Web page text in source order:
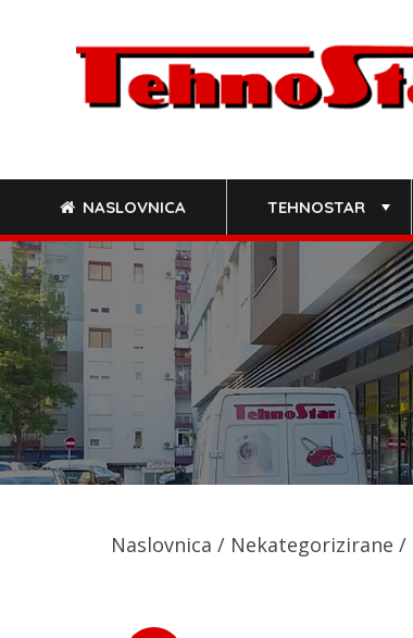
NASLOVNICA TEHNOSTAR
Naslovnica / Nekategorizirane /